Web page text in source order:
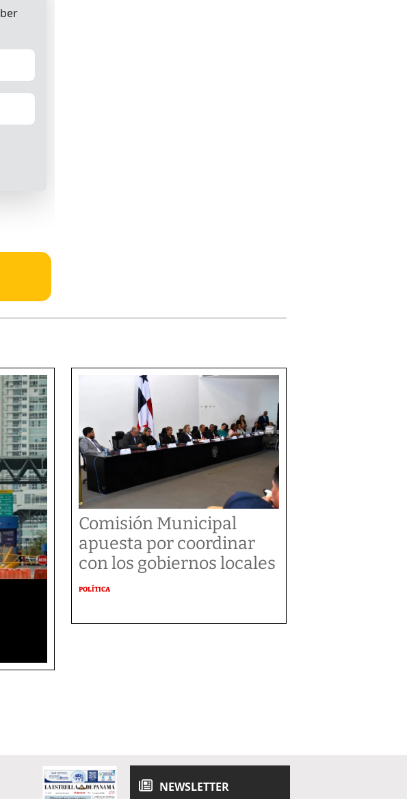
Comisión Municipal
apuesta por coordinar
con los gobiernos locales
POLÍTICA
NEWSLETTER